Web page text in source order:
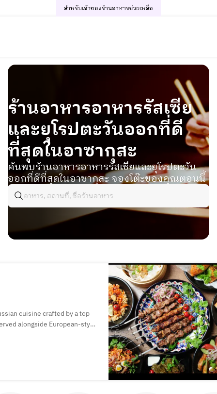
สำหรับเจ้าของร้านอาหารช่วยเหลือ
ร้านอาหารอาหารรัสเซีย
และยุโรปตะวันออกที่ดี
ที่สุดในอาซากุสะ
ค้นพบร้านอาหารอาหารรัสเซียและยุโรปตะวัน
ออกที่ดีที่สุดในอาซากุสะ จองโต๊ะของคุณตอนนี้
cuisine crafted by a top
alongside European-style